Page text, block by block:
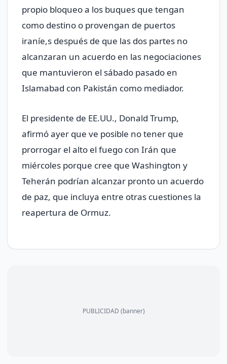
propio bloqueo a los buques que tengan
como destino o provengan de puertos
iraníe,s después de que las dos partes no
alcanzaran un acuerdo en las negociaciones
que mantuvieron el sábado pasado en
Islamabad con Pakistán como mediador.
El presidente de EE.UU., Donald Trump,
afirmó ayer que ve posible no tener que
prorrogar el alto el fuego con Irán que
miércoles porque cree que Washington y
Teherán podrían alcanzar pronto un acuerdo
de paz, que incluya entre otras cuestiones la
reapertura de Ormuz.
PUBLICIDAD (banner)